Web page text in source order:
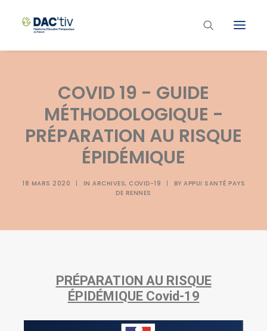
Plateforme ETP
Liste des programmes et actions
Les formations ETP
Contacts
COVID 19 - GUIDE
MÉTHODOLOGIQUE -
PRÉPARATION AU RISQUE
ÉPIDÉMIQUE
18 MARS 2020 | IN ARCHIVES, COVID-19 | BY APPUI SANTÉ PAYS
DE RENNES
PRÉPARATION AU RISQUE
ÉPIDÉMIQUE Covid-19